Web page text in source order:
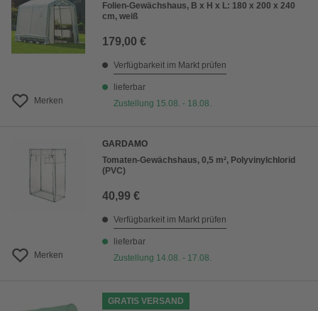
Merken
Folien-Gewächshaus, B x H x L: 180 x 200 x 240
cm, weiß
179,00 €
Verfügbarkeit im Markt prüfen
lieferbar
Zustellung 15.08. - 18.08.
Merken
GARDAMO
Tomaten-Gewächshaus, 0,5 m², Polyvinylchlorid
(PVC)
40,99 €
Verfügbarkeit im Markt prüfen
lieferbar
Zustellung 14.08. - 17.08.
GRATIS VERSAND